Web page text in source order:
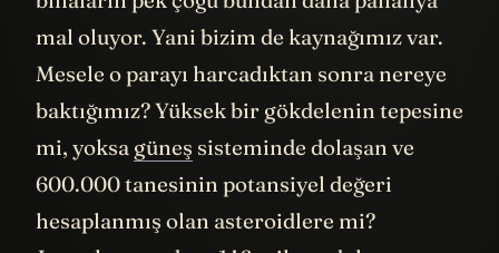
mal oluyor. Yani bizim de kaynağımız var.
Mesele o parayı harcadıktan sonra nereye
baktığımız? Yüksek bir gökdelenin tepesine
mi, yoksa güneş sisteminde dolaşan ve
600.000 tanesinin potansiyel değeri
hesaplanmış olan asteroidlere mi?